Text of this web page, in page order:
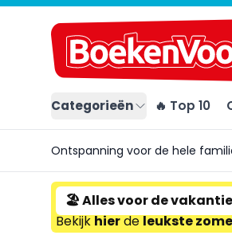
Categorieën 🔥 Top 10
Ontspanning voor de hele
🏖️ Alles voor de vakantie
Bekijkhierdeleukste